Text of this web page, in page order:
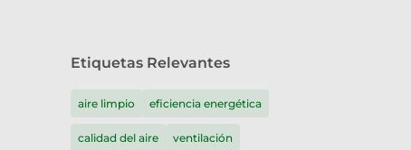
Etiquetas Relevantes
aire limpio eficiencia energética
calidad del aire ventilación